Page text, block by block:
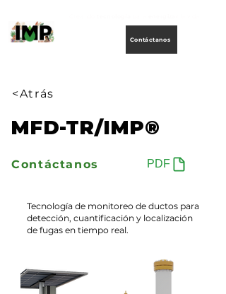
Contáctanos
<Atrás
MFD-TR/IMP®
Contáctanos PDF
Tecnología de monitoreo de ductos para
detección, cuantificación y localización
de fugas en tiempo real.